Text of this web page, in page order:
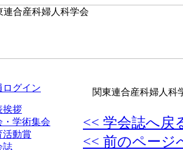
関東連合産科婦人科
<< 学会誌へ戻
<< 前のページ